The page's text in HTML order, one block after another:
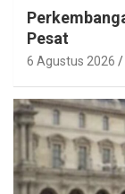
Pesat
6 Agustus 2026